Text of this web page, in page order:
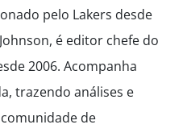
pelo Lakers desde
é editor chefe do
2006. Acompanha
trazendo análises e
de